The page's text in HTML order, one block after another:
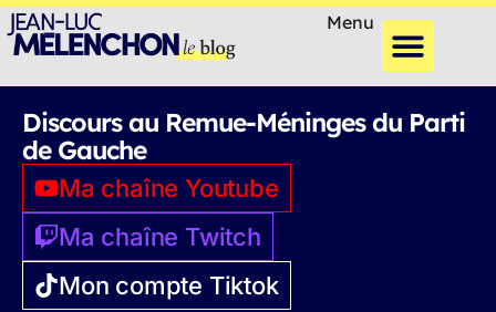
Menu
Discours au Remue-Méninges du Parti
de Gauche
Ma chaîne Youtube
Ma chaîne Twitch
Mon compte Tiktok